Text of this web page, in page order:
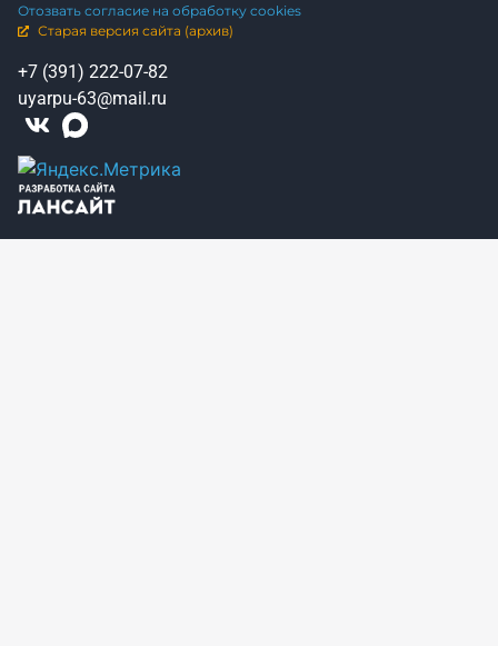
Отозвать согласие на обработку cookies
Старая версия сайта (архив)
+7 (391) 222-07-82
uyarpu-63@mail.ru